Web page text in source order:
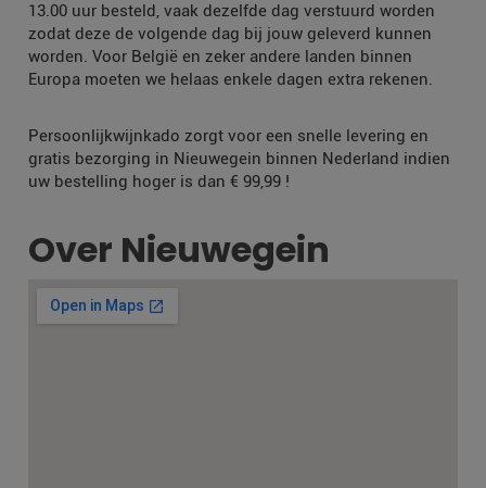
13.00 uur besteld, vaak dezelfde dag verstuurd worden
zodat deze de volgende dag bij jouw geleverd kunnen
worden. Voor België en zeker andere landen binnen
Europa moeten we helaas enkele dagen extra rekenen.
Persoonlijkwijnkado zorgt voor een snelle levering en
gratis bezorging in Nieuwegein binnen Nederland indien
uw bestelling hoger is dan € 99,99 !
Over Nieuwegein